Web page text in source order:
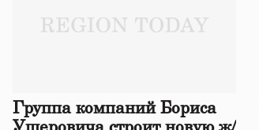
Группа компаний Бориса